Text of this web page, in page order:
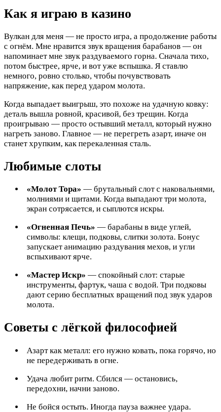
Как я играю в казино
Вулкан для меня — не просто игра, а продолжение работы
с огнём. Мне нравится звук вращения барабанов — он
напоминает мне звук раздуваемого горна. Сначала тихо,
потом быстрее, ярче, и вот уже вспышка. Я ставлю
немного, ровно столько, чтобы почувствовать
напряжение, как перед ударом молота.
Когда выпадает выигрыш, это похоже на удачную ковку:
деталь вышла ровной, красивой, без трещин. Когда
проигрываю — просто остывший металл, который нужно
нагреть заново. Главное — не перегреть азарт, иначе он
станет хрупким, как перекаленная сталь.
Любимые слоты
«Молот Тора» — брутальный слот с наковальнями,
молниями и щитами. Когда выпадают три молота,
экран сотрясается, и сыплются искры.
«Огненная Печь» — барабаны в виде углей,
символы: клещи, подковы, слитки золота. Бонус
запускает анимацию раздувания мехов, и угли
вспыхивают ярче.
«Мастер Искр» — спокойный слот: старые
инструменты, фартук, чаша с водой. Три подковы
дают серию бесплатных вращений под звук ударов
молота.
Советы с лёгкой философией
Азарт как металл: его нужно ковать, пока горячо, но
не передерживать в огне.
Удача любит ритм. Сбился — остановись,
передохни, начни заново.
Не бойся остыть. Иногда пауза важнее удара.